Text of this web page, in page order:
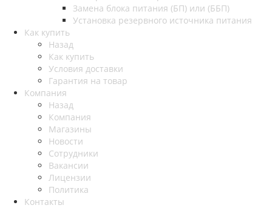
Замена блока питания (БП) или (ББП)
Установка резервного источника питания
Как купить
Назад
Как купить
Условия доставки
Гарантия на товар
Компания
Назад
Компания
Магазины
Новости
Сотрудники
Вакансии
Лицензии
Политика
Контакты